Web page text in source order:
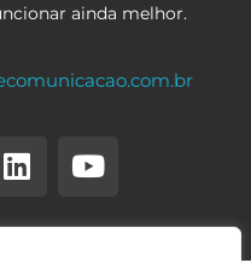
ainda melhor.